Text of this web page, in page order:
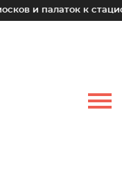
к стационарным